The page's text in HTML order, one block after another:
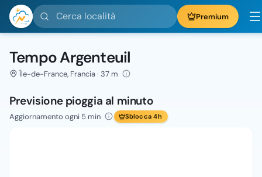
Cerca località Premium
Tempo Argenteuil
Île-de-France, Francia · 37 m
Previsione pioggia al minuto
Aggiornamento ogni 5 min Sblocca 4h